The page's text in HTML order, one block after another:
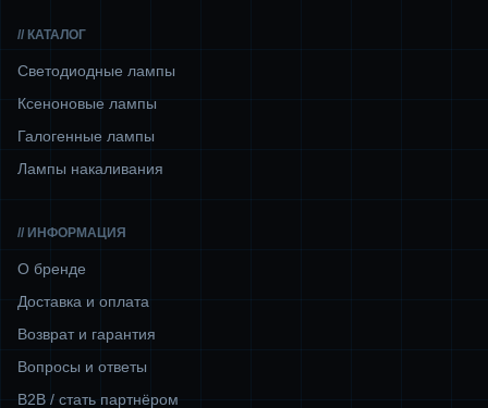
// КАТАЛОГ
Светодиодные лампы
Ксеноновые лампы
Галогенные лампы
Лампы накаливания
// ИНФОРМАЦИЯ
О бренде
Доставка и оплата
Возврат и гарантия
Вопросы и ответы
B2B / стать партнёром